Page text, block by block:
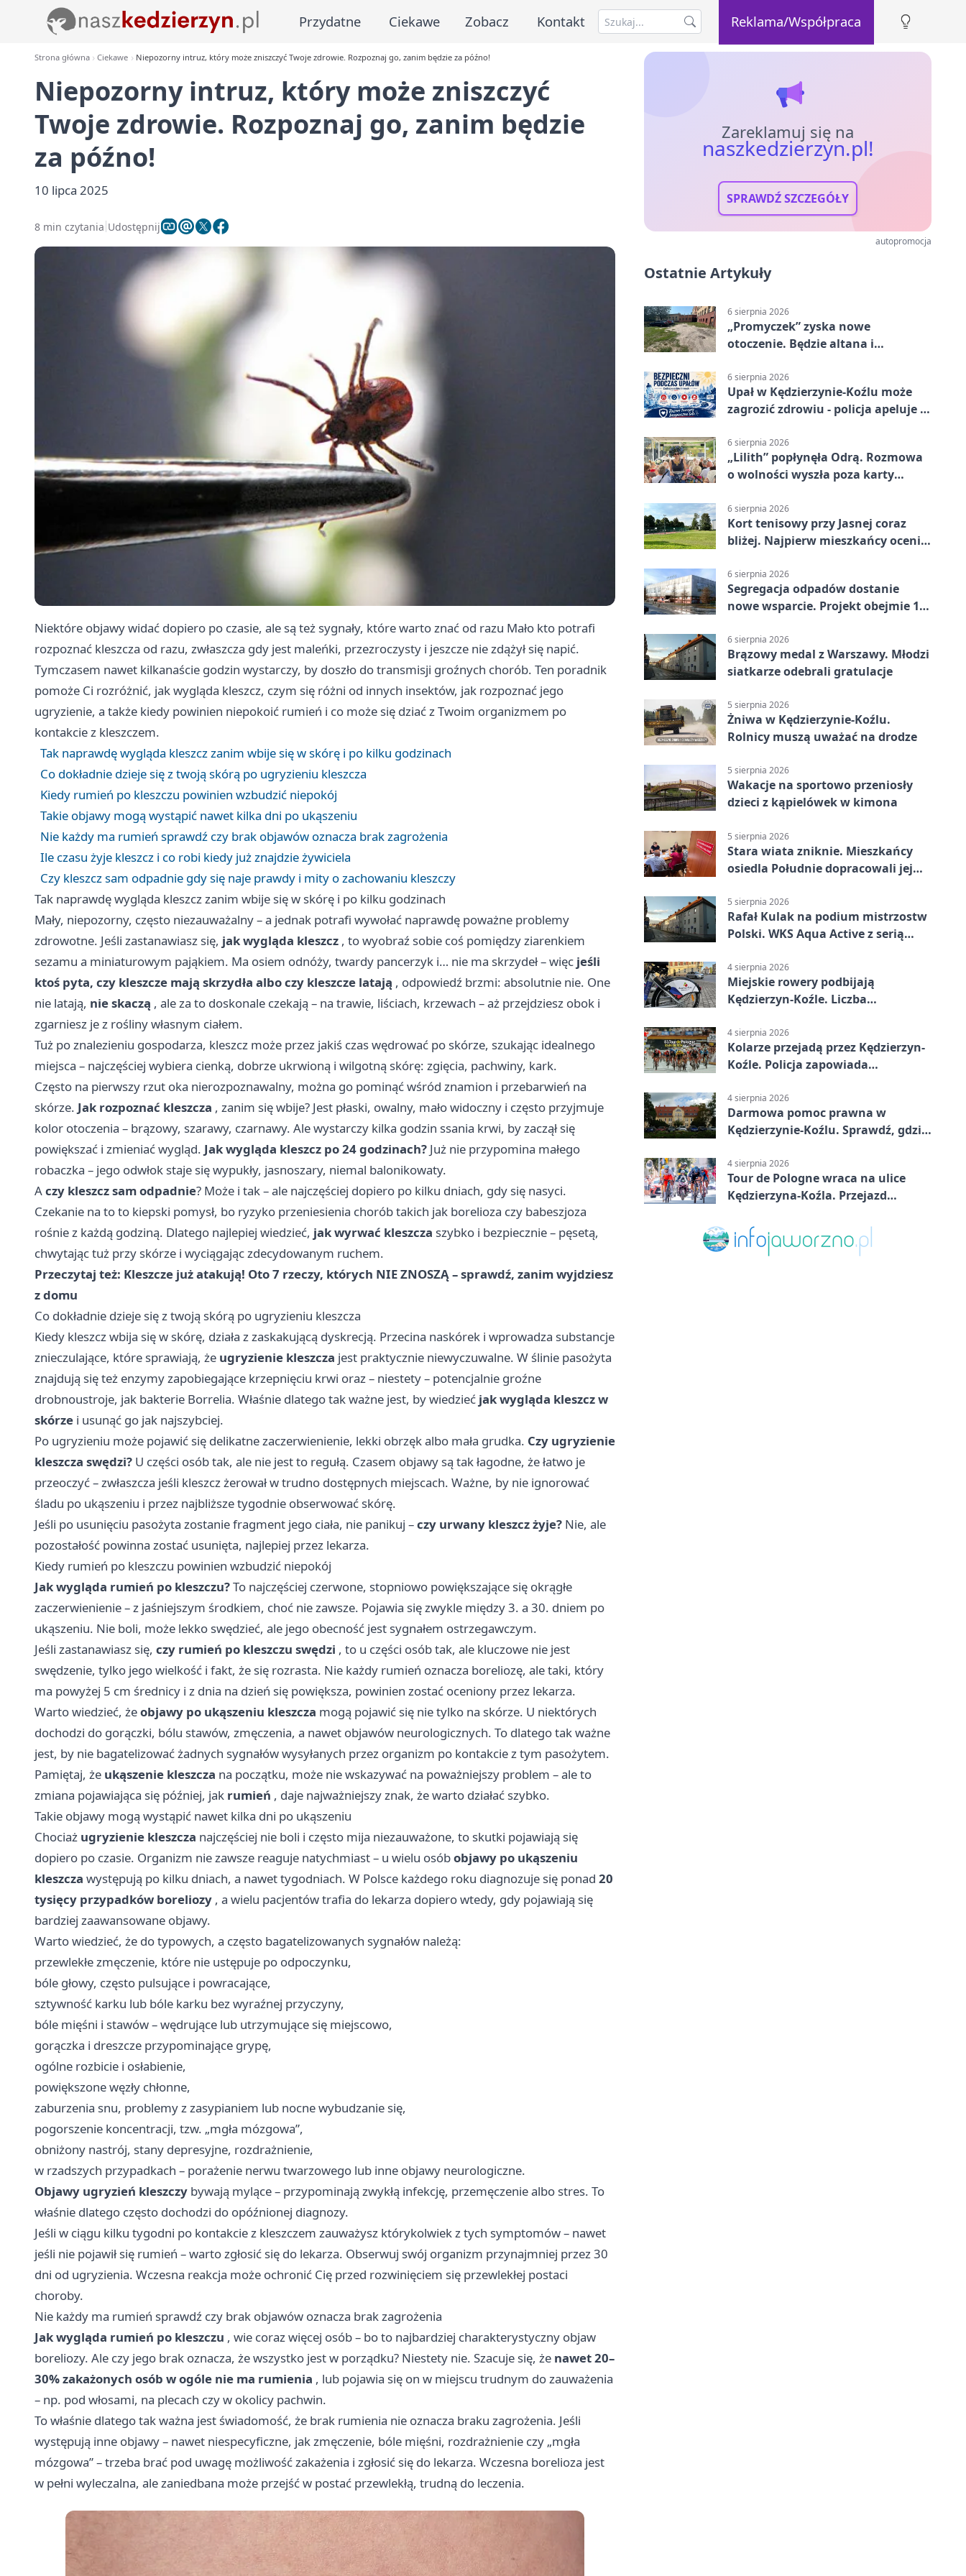
Przydatne Ciekawe Zobacz Kontakt Reklama/Współpraca
Strona główna Ciekawe Niepozorny intruz, który może zniszczyć Twoje zdrowie. Rozpoznaj go, zanim będzie za późno!
Niepozorny intruz, który może zniszczyć
Twoje zdrowie. Rozpoznaj go, zanim będzie
za późno!
10 lipca 2025
8 min czytania Udostępnij
Niektóre objawy widać dopiero po czasie, ale są też sygnały, które warto znać od razu Mało kto potrafi
rozpoznać kleszcza od razu, zwłaszcza gdy jest maleńki, przezroczysty i jeszcze nie zdążył się napić.
Tymczasem nawet kilkanaście godzin wystarczy, by doszło do transmisji groźnych chorób. Ten poradnik
pomoże Ci rozróżnić, jak wygląda kleszcz, czym się różni od innych insektów, jak rozpoznać jego
ugryzienie, a także kiedy powinien niepokoić rumień i co może się dziać z Twoim organizmem po
kontakcie z kleszczem.
Tak naprawdę wygląda kleszcz zanim wbije się w skórę i po kilku godzinach
Co dokładnie dzieje się z twoją skórą po ugryzieniu kleszcza
Kiedy rumień po kleszczu powinien wzbudzić niepokój
Takie objawy mogą wystąpić nawet kilka dni po ukąszeniu
Nie każdy ma rumień sprawdź czy brak objawów oznacza brak zagrożenia
Ile czasu żyje kleszcz i co robi kiedy już znajdzie żywiciela
Czy kleszcz sam odpadnie gdy się naje prawdy i mity o zachowaniu kleszczy
Tak naprawdę wygląda kleszcz zanim wbije się w skórę i po kilku godzinach
Mały, niepozorny, często niezauważalny – a jednak potrafi wywołać naprawdę poważne problemy
zdrowotne. Jeśli zastanawiasz się, jak wygląda kleszcz , to wyobraź sobie coś pomiędzy ziarenkiem
sezamu a miniaturowym pająkiem. Ma osiem odnóży, twardy pancerzyk i… nie ma skrzydeł – więc jeśli
ktoś pyta, czy kleszcze mają skrzydła albo czy kleszcze latają , odpowiedź brzmi: absolutnie nie. One
nie latają, nie skaczą , ale za to doskonale czekają – na trawie, liściach, krzewach – aż przejdziesz obok i
zgarniesz je z rośliny własnym ciałem.
Tuż po znalezieniu gospodarza, kleszcz może przez jakiś czas wędrować po skórze, szukając idealnego
miejsca – najczęściej wybiera cienką, dobrze ukrwioną i wilgotną skórę: zgięcia, pachwiny, kark.
Często na pierwszy rzut oka nierozpoznawalny, można go pominąć wśród znamion i przebarwień na
skórze. Jak rozpoznać kleszcza , zanim się wbije? Jest płaski, owalny, mało widoczny i często przyjmuje
kolor otoczenia – brązowy, szarawy, czarnawy. Ale wystarczy kilka godzin ssania krwi, by zaczął się
powiększać i zmieniać wygląd. Jak wygląda kleszcz po 24 godzinach? Już nie przypomina małego
robaczka – jego odwłok staje się wypukły, jasnoszary, niemal balonikowaty.
Aczy kleszcz sam odpadnie? Może i tak – ale najczęściej dopiero po kilku dniach, gdy się nasyci.
Czekanie na to to kiepski pomysł, bo ryzyko przeniesienia chorób takich jak borelioza czy babeszjoza
rośnie z każdą godziną. Dlatego najlepiej wiedzieć, jak wyrwać kleszcza szybko i bezpiecznie – pęsetą,
chwytając tuż przy skórze i wyciągając zdecydowanym ruchem.
Przeczytaj też: Kleszcze już atakują! Oto 7 rzeczy, których NIE ZNOSZĄ – sprawdź, zanim wyjdziesz
z domu
Co dokładnie dzieje się z twoją skórą po ugryzieniu kleszcza
Kiedy kleszcz wbija się w skórę, działa z zaskakującą dyskrecją. Przecina naskórek i wprowadza substancje
znieczulające, które sprawiają, że ugryzienie kleszcza jest praktycznie niewyczuwalne. W ślinie pasożyta
znajdują się też enzymy zapobiegające krzepnięciu krwi oraz – niestety – potencjalnie groźne
drobnoustroje, jak bakterie Borrelia. Właśnie dlatego tak ważne jest, by wiedzieć jak wygląda kleszcz w
skórze i usunąć go jak najszybciej.
Po ugryzieniu może pojawić się delikatne zaczerwienienie, lekki obrzęk albo mała grudka. Czy ugryzienie
kleszcza swędzi? U części osób tak, ale nie jest to regułą. Czasem objawy są tak łagodne, że łatwo je
przeoczyć – zwłaszcza jeśli kleszcz żerował w trudno dostępnych miejscach. Ważne, by nie ignorować
śladu po ukąszeniu i przez najbliższe tygodnie obserwować skórę.
Jeśli po usunięciu pasożyta zostanie fragment jego ciała, nie panikuj –czy urwany kleszcz żyje? Nie, ale
pozostałość powinna zostać usunięta, najlepiej przez lekarza.
Kiedy rumień po kleszczu powinien wzbudzić niepokój
Jak wygląda rumień po kleszczu?To najczęściej czerwone, stopniowo powiększające się okrągłe
zaczerwienienie – z jaśniejszym środkiem, choć nie zawsze. Pojawia się zwykle między 3. a 30. dniem po
ukąszeniu. Nie boli, może lekko swędzieć, ale jego obecność jest sygnałem ostrzegawczym.
Jeśli zastanawiasz się, czy rumień po kleszczu swędzi , to u części osób tak, ale kluczowe nie jest
swędzenie, tylko jego wielkość i fakt, że się rozrasta. Nie każdy rumień oznacza boreliozę, ale taki, który
ma powyżej 5 cm średnicy i z dnia na dzień się powiększa, powinien zostać oceniony przez lekarza.
Warto wiedzieć, żeobjawy po ukąszeniu kleszcza mogą pojawić się nie tylko na skórze. U niektórych
dochodzi do gorączki, bólu stawów, zmęczenia, a nawet objawów neurologicznych. To dlatego tak ważne
jest, by nie bagatelizować żadnych sygnałów wysyłanych przez organizm po kontakcie z tym pasożytem.
Pamiętaj, że ukąszenie kleszcza na początku, może nie wskazywać na poważniejszy problem – ale to
zmiana pojawiająca się później, jak rumień , daje najważniejszy znak, że warto działać szybko.
Takie objawy mogą wystąpić nawet kilka dni po ukąszeniu
Chociaż ugryzienie kleszcza najczęściej nie boli i często mija niezauważone, to skutki pojawiają się
dopiero po czasie. Organizm nie zawsze reaguje natychmiast – u wielu osóbobjawy po ukąszeniu
kleszcza występują po kilku dniach, a nawet tygodniach. W Polsce każdego roku diagnozuje się ponad 20
tysięcy przypadków boreliozy , a wielu pacjentów trafia do lekarza dopiero wtedy, gdy pojawiają się
bardziej zaawansowane objawy.
Warto wiedzieć, że do typowych, a często bagatelizowanych sygnałów należą:
przewlekłe zmęczenie, które nie ustępuje po odpoczynku,
bóle głowy, często pulsujące i powracające,
sztywność karku lub bóle karku bez wyraźnej przyczyny,
bóle mięśni i stawów – wędrujące lub utrzymujące się miejscowo,
gorączka i dreszcze przypominające grypę,
ogólne rozbicie i osłabienie,
powiększone węzły chłonne,
zaburzenia snu, problemy z zasypianiem lub nocne wybudzanie się,
pogorszenie koncentracji, tzw. „mgła mózgowa”,
obniżony nastrój, stany depresyjne, rozdrażnienie,
w rzadszych przypadkach – porażenie nerwu twarzowego lub inne objawy neurologiczne.
Objawy ugryzień kleszczy bywają mylące – przypominają zwykłą infekcję, przemęczenie albo stres. To
właśnie dlatego często dochodzi do opóźnionej diagnozy.
Jeśli w ciągu kilku tygodni po kontakcie z kleszczem zauważysz którykolwiek z tych symptomów – nawet
jeśli nie pojawił się rumień – warto zgłosić się do lekarza. Obserwuj swój organizm przynajmniej przez 30
dni od ugryzienia. Wczesna reakcja może ochronić Cię przed rozwinięciem się przewlekłej postaci
choroby.
Nie każdy ma rumień sprawdź czy brak objawów oznacza brak zagrożenia
Jak wygląda rumień po kleszczu , wie coraz więcej osób – bo to najbardziej charakterystyczny objaw
boreliozy. Ale czy jego brak oznacza, że wszystko jest w porządku? Niestety nie. Szacuje się, że nawet 20–
30% zakażonych osób w ogóle nie ma rumienia , lub pojawia się on w miejscu trudnym do zauważenia
– np. pod włosami, na plecach czy w okolicy pachwin.
To właśnie dlatego tak ważna jest świadomość, że brak rumienia nie oznacza braku zagrożenia. Jeśli
występują inne objawy – nawet niespecyficzne, jak zmęczenie, bóle mięśni, rozdrażnienie czy „mgła
mózgowa” – trzeba brać pod uwagę możliwość zakażenia i zgłosić się do lekarza. Wczesna borelioza jest
w pełni wyleczalna, ale zaniedbana może przejść w postać przewlekłą, trudną do leczenia.
Zareklamuj się na
naszkedzierzyn.pl!
SPRAWDŹ SZCZEGÓŁY
autopromocja
Ostatnie Artykuły
6 sierpnia 2026
„Promyczek” zyska nowe
otoczenie. Będzie altana i
6 sierpnia 2026
Upał w Kędzierzynie-Koźlu może
zagrozić zdrowiu - policja apeluje o
6 sierpnia 2026
„Lilith” popłynęła Odrą. Rozmowa
o wolności wyszła poza karty
6 sierpnia 2026
Kort tenisowy przy Jasnej coraz
bliżej. Najpierw mieszkańcy ocenią
6 sierpnia 2026
Segregacja odpadów dostanie
nowe wsparcie. Projekt obejmie 15
6 sierpnia 2026
Brązowy medal z Warszawy. Młodzi
siatkarze odebrali gratulacje
5 sierpnia 2026
Żniwa w Kędzierzynie-Koźlu.
Rolnicy muszą uważać na drodze
5 sierpnia 2026
Wakacje na sportowo przeniosły
dzieci z kąpielówek w kimona
5 sierpnia 2026
Stara wiata zniknie. Mieszkańcy
osiedla Południe dopracowali jej
5 sierpnia 2026
Rafał Kulak na podium mistrzostw
Polski. WKS Aqua Active z serią
4 sierpnia 2026
Miejskie rowery podbijają
Kędzierzyn-Koźle. Liczba
4 sierpnia 2026
Kolarze przejadą przez Kędzierzyn-
Koźle. Policja zapowiada
4 sierpnia 2026
Darmowa pomoc prawna w
Kędzierzynie-Koźlu. Sprawdź, gdzie
4 sierpnia 2026
Tour de Pologne wraca na ulice
Kędzierzyna-Koźla. Przejazd